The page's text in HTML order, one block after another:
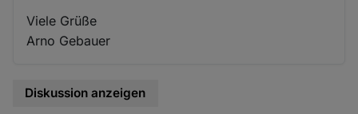
Viele Grüße
Arno Gebauer
Diskussion anzeigen